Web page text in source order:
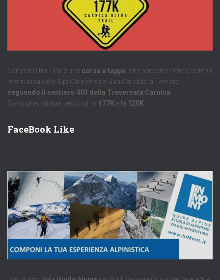
Carnica Ultra Trail è una corsa a tappe, che percorre l’intera catena
montuosa delle Alpi Carniche da San Candido a Tarvisio
seguendo il sentiero 403 della Traversata Carnica.
Sono previsti due percorsi: la 177K e la 120K.
FaceBook Like